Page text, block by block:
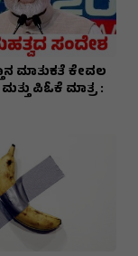
ಮಾತುಕತೆ ಕೇವಲ
ಪಿಓಕೆ ಮಾತ್ರ :